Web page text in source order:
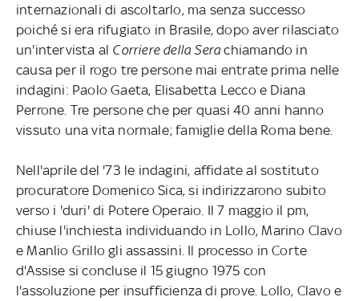
internazionali di ascoltarlo, ma senza successo
poiché si era rifugiato in Brasile, dopo aver rilasciato
un'intervista al Corriere della Serachiamando in
causa per il rogo tre persone mai entrate prima nelle
indagini: Paolo Gaeta, Elisabetta Lecco e Diana
Perrone. Tre persone che per quasi 40 anni hanno
vissuto una vita normale; famiglie della Roma bene.
Nell'aprile del '73 le indagini, affidate al sostituto
procuratore Domenico Sica, si indirizzarono subito
verso i 'duri' di Potere Operaio. Il 7 maggio il pm,
chiuse l'inchiesta individuando in Lollo, Marino Clavo
e Manlio Grillo gli assassini. Il processo in Corte
d'Assise si concluse il 15 giugno 1975 con
l'assoluzione per insufficienza di prove. Lollo, Clavo e